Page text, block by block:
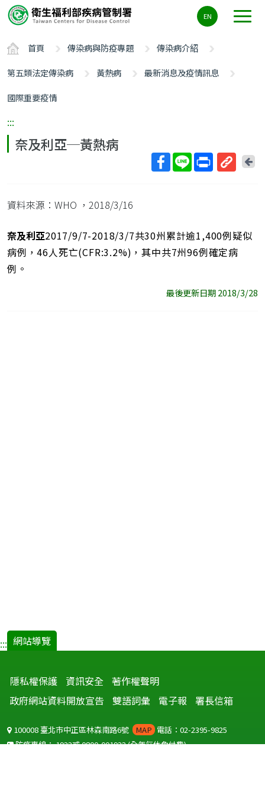
要
容
ALT+C
EN
首頁 傳染病與防疫專題
傳染病介紹
第五類法定傳染病
黃熱病
最新消息及疫情訊息
國際重要疫情
:::
奈及利亞─黃熱病
址
回
資料來源：WHO ，2018/3/16
奈及利亞2017/9/7-2018/3/7共30州累計逾1,400例疑似
病例，46人死亡(CFR:3.2%)，其中共7州96例確定病
例。
最後更新日期 2018/3/28
::: 網站導覽
隱私權保護 資訊安全 著作權聲明
政府網站資料開放宣告
雙語詞彙 電子報 署長信箱
100008 臺北市中正區林森南路6號 MAP 電話：02-2395-9825
防疫專線：1922或0800-001922(全年無休免付費)